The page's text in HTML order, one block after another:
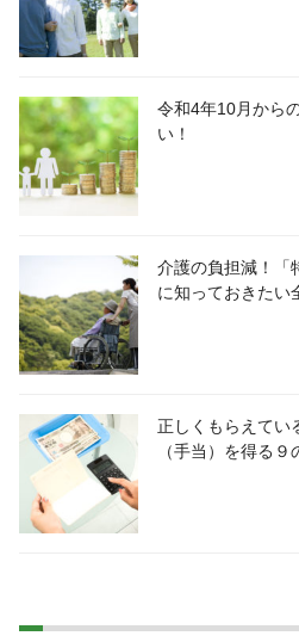
令和4年10月から
い！
介護の負担減！「
に知っておきたい
正しくもらえてい
（手当）を得る９